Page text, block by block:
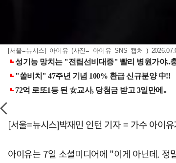
[서울=뉴시스] 아이유 (사진= 아이유 SNS 캡처 )
[서울=뉴시스]박재민 인턴 기자 = 가수 아이
아이유는 7일 소셜미디어에 "이게 아닌데.